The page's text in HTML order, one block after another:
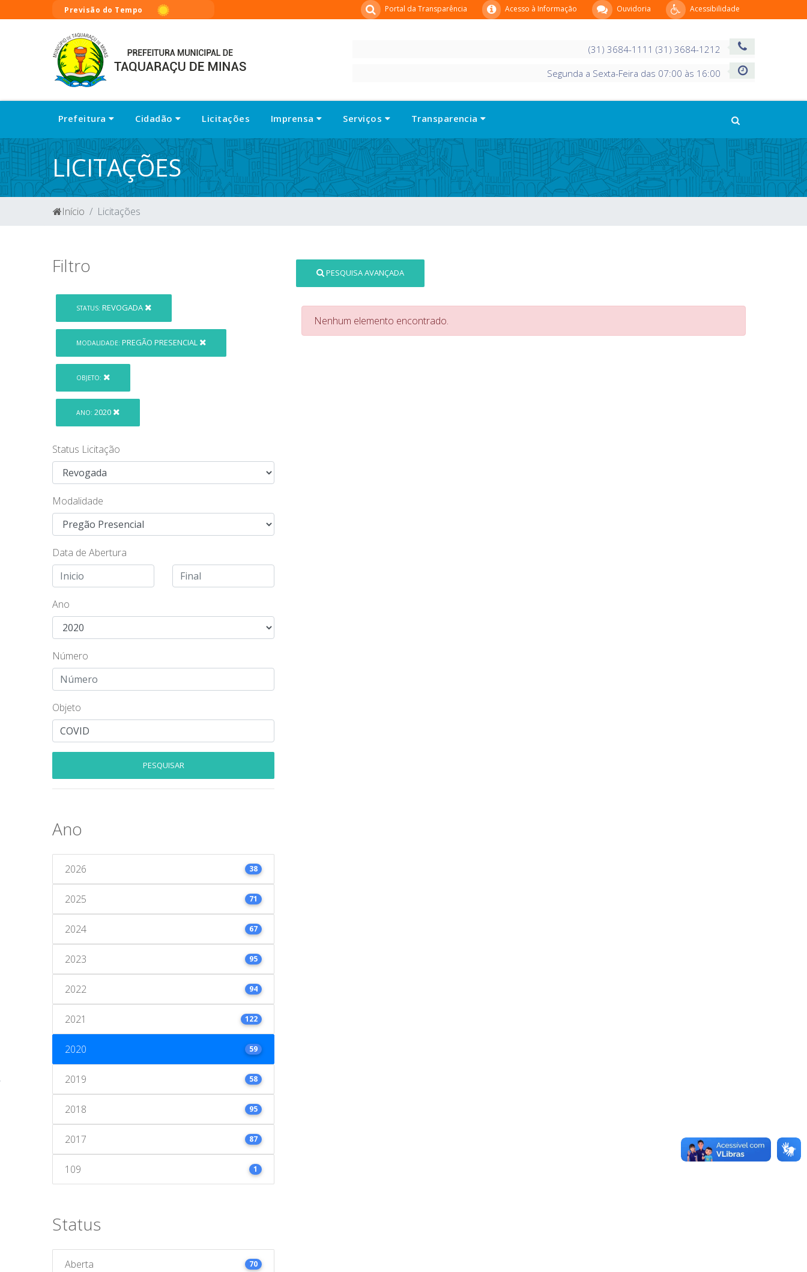
Previsão do Tempo Acessibilidade
Ouvidoria
Acesso à Informação
Portal da Transparência
(31) 3684-1111 (31) 3684-1212
Segunda a Sexta-Feira das 07:00 às 16:00
Prefeitura Cidadão Licitações Imprensa Serviços Transparencia
LICITAÇÕES
Início Licitações
Filtro
STATUS: REVOGADA
MODALIDADE: PREGÃO PRESENCIAL
OBJETO:
ANO: 2020
Status Licitação
Modalidade
Data de Abertura
Ano
Número
Objeto
PESQUISAR
Ano
2026 38
2025 71
2024 67
2023 95
2022 94
2021 122
2020 59
2019 58
2018 95
2017 87
109 1
Status
Aberta 70
PESQUISA AVANÇADA
Nenhum elemento encontrado.